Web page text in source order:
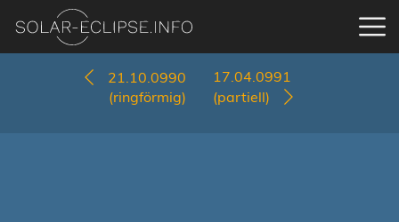
21.10.0990
(ringförmig)
17.04.0991
(partiell)